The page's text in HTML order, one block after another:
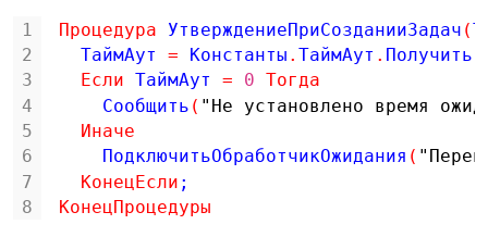
1
2
3
4
5
6
7
8
Процедура УтверждениеПриСозданииЗадач (
ТаймАут = Константы . ТаймАут . Получить
Если ТаймАут = 0 Тогда
Сообщить ( "Не установлено время
Иначе
ПодключитьОбработчикОжидания (
КонецЕсли ;
КонецПроцедуры